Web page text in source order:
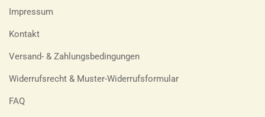
Impressum
Kontakt
Versand- & Zahlungsbedingungen
Widerrufsrecht & Muster-Widerrufsformular
FAQ